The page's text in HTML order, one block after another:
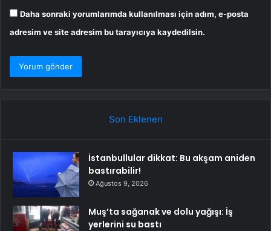
Daha sonraki yorumlarımda kullanılması için adım, e-posta
adresim ve site adresim bu tarayıcıya kaydedilsin.
Son Eklenen
İstanbullular dikkat: Bu akşam aniden
bastırabilir!
Ağustos 9, 2026
Muş’ta sağanak ve dolu yağışı: İş
yerlerini su bastı